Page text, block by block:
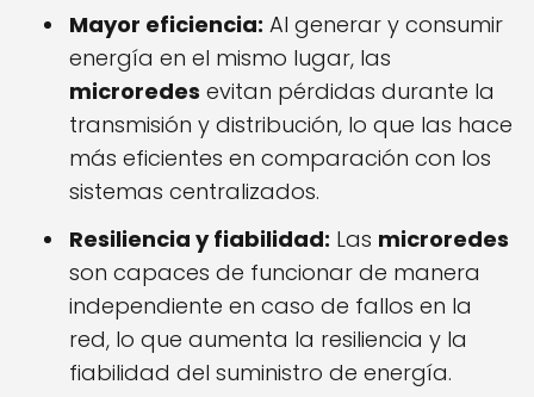
Mayor eficiencia: Al generar y consumir
energía en el mismo lugar, las
microredes evitan pérdidas durante la
transmisión y distribución, lo que las hace
más eficientes en comparación con los
sistemas centralizados.
Resiliencia y fiabilidad: Las microredes
son capaces de funcionar de manera
independiente en caso de fallos en la
red, lo que aumenta la resiliencia y la
fiabilidad del suministro de energía.